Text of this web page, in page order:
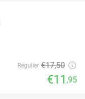
Regulier €17,50
€11 ,95